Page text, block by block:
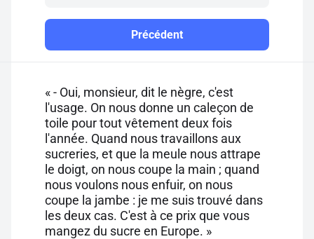
Précédent
« - Oui, monsieur, dit le nègre, c'est
l'usage. On nous donne un caleçon de
toile pour tout vêtement deux fois
l'année. Quand nous travaillons aux
sucreries, et que la meule nous attrape
le doigt, on nous coupe la main ; quand
nous voulons nous enfuir, on nous
coupe la jambe : je me suis trouvé dans
les deux cas. C'est à ce prix que vous
mangez du sucre en Europe. »